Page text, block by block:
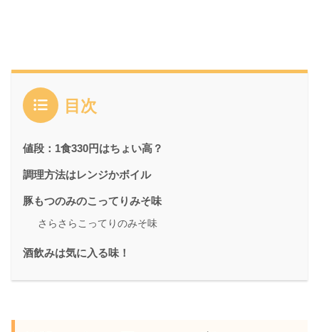
目次
値段：1食330円はちょい高？
調理方法はレンジかボイル
豚もつのみのこってりみそ味
さらさらこってりのみそ味
酒飲みは気に入る味！